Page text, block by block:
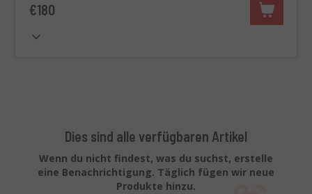
€180
Dies sind alle verfügbaren Artikel
Wenn du nicht findest, was du suchst, erstelle
eine Benachrichtigung. Täglich fügen wir neue
Produkte hinzu.